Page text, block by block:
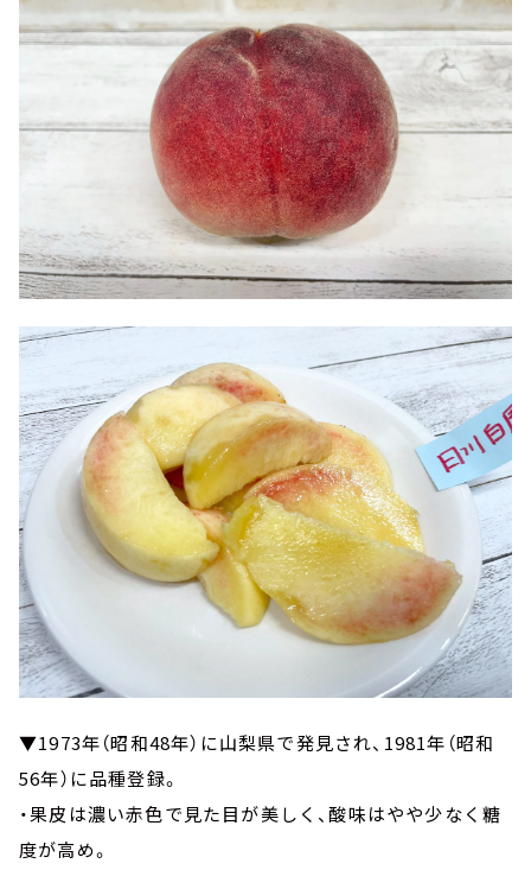
▼1973年（昭和48年）に山梨県で発見され、1981年（昭和
56年）に品種登録。
・果皮は濃い赤色で見た目が美しく、酸味はやや少なく糖
度が高め。